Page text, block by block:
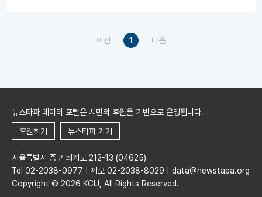
이전 1 다음
뉴스타파 데이터 포털은 시민의 후원을 기반으로 운영됩니다.
후원하기 뉴스타파 가기
서울특별시 중구 퇴계로 212-13 (04625)
Tel 02-2038-0977 | 제보 02-2038-8029 | data@newstapa.org
Copyright © 2026 KCIJ, All Rights Reserved.